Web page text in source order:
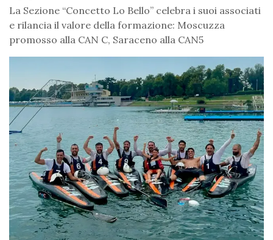
La Sezione “Concetto Lo Bello” celebra i suoi associati
e rilancia il valore della formazione: Moscuzza
promosso alla CAN C, Saraceno alla CAN5